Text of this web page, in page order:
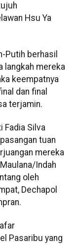
Hsu Ya
Putih berhasil
langkah mereka
keempatnya
dan final
terjamin.
Fadia Silva
tuan
mereka
Indah
oleh
Dechapol
Pasaribu yang